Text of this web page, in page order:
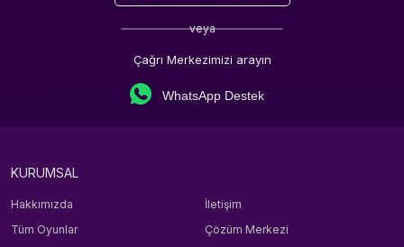
veya
Çağrı Merkezimizi arayın
WhatsApp Destek
KURUMSAL
Hakkımızda
İletişim
Tüm Oyunlar
Çözüm Merkezi